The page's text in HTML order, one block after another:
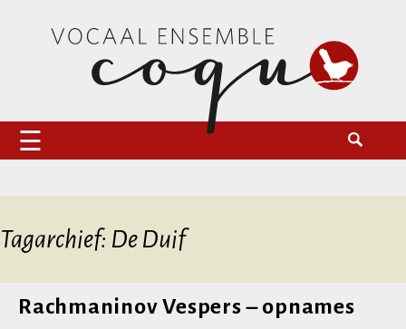
Vocaal Ensemble Coqu
springen
Zoeken
Tagarchief: De Duif
Rachmaninov Vespers – opnames